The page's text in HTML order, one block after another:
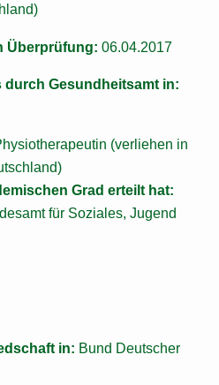
Überprüfung: 06.04.2017
Gesundheitsamt in:
(verliehen in
Grad erteilt hat:
für Soziales, Jugend
in: Bund Deutscher